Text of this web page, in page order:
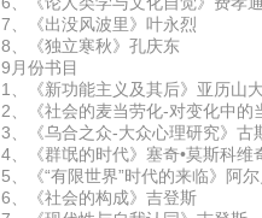
7、《出没风波里》叶永烈
8、《独立寒秋》孔庆东
9月份书目
1、《新功能主义及其后》亚历山
2、《社会的麦当劳化-对变化中的
3、《乌合之众-大众心理研究》古
4、《群氓的时代》塞奇•莫斯科维
5、《“有限世界”时代的来临》阿
6、《社会的构成》吉登斯